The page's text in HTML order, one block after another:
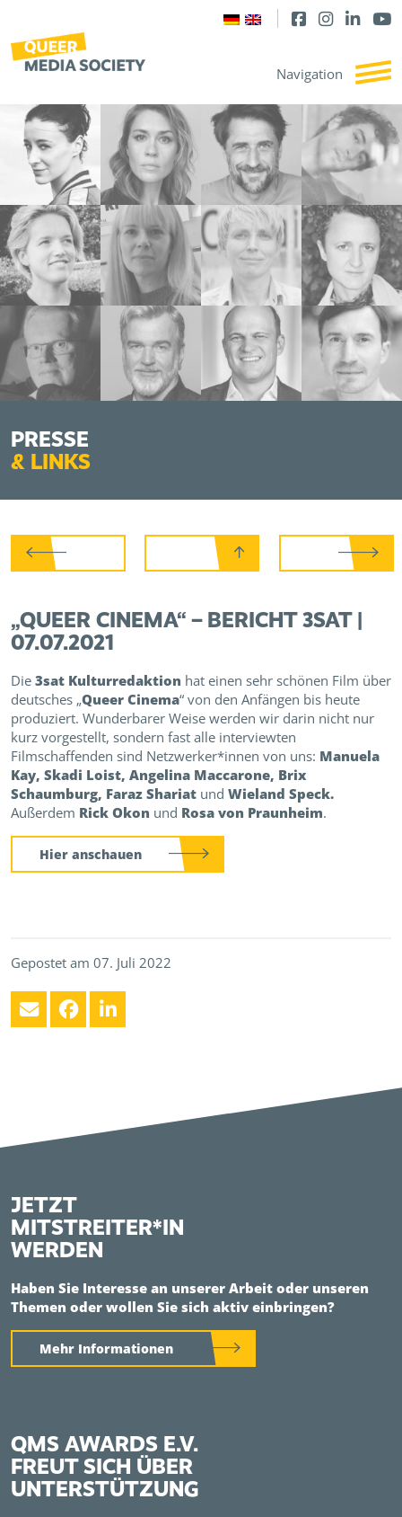
PRESSE
& LINKS
„QUEER CINEMA“ – BERICHT 3SAT |
07.07.2021
Die 3sat Kulturredaktion hat einen sehr schönen Film über
deutsches „Queer Cinema“ von den Anfängen bis heute
produziert. Wunderbarer Weise werden wir darin nicht nur
kurz vorgestellt, sondern fast alle interviewten
Filmschaffenden sind Netzwerker*innen von uns: Manuela
Kay, Skadi Loist, Angelina Maccarone, Brix
Schaumburg, Faraz Shariat und Wieland Speck.
Außerdem Rick Okon und Rosa von Praunheim.
Hier anschauen
Gepostet am 07. Juli 2022
JETZT
MITSTREITER*IN
WERDEN
Haben Sie Interesse an unserer Arbeit oder unseren
Themen oder wollen Sie sich aktiv einbringen?
Mehr Informationen
QMS AWARDS E.V.
FREUT SICH ÜBER
UNTERSTÜTZUNG